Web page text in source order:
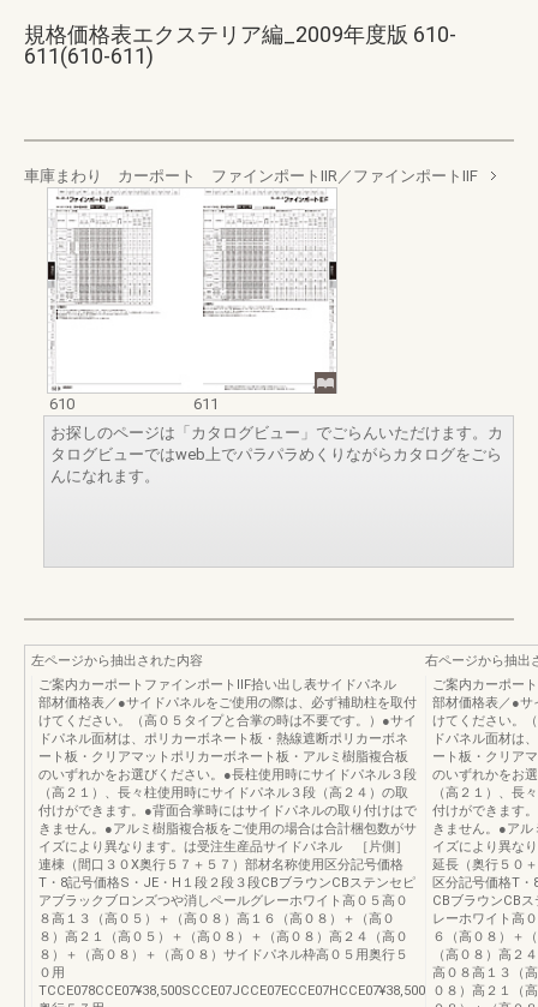
規格価格表エクステリア編_2009年度版 610-
611(610-611)
車庫まわり カーポート ファインポートⅡR／ファインポートⅡF
610
611
お探しのページは「カタログビュー」でごらんいただけます。カ
タログビューではweb上でパラパラめくりながらカタログをごら
んになれます。
左ページから抽出された内容
ご案内カーポートファインポートⅡF拾い出し表サイドパネル
部材価格表／●サイドパネルをご使用の際は、必ず補助柱を取付
けてください。（高０５タイプと合掌の時は不要です。）●サイ
ドパネル面材は、ポリカーボネート板・熱線遮断ポリカーボネ
ート板・クリアマットポリカーボネート板・アルミ樹脂複合板
のいずれかをお選びください。●長柱使用時にサイドパネル３段
（高２１）、長々柱使用時にサイドパネル３段（高２４）の取
付けができます。●背面合掌時にはサイドパネルの取り付けはで
きません。●アルミ樹脂複合板をご使用の場合は合計梱包数がサ
イズにより異なります。は受注生産品サイドパネル ［片側］
連棟（間口３０X奥行５７＋５７）部材名称使用区分記号価格
T・8記号価格S・JE・H１段２段３段CBブラウンCBステンセピ
アブラックブロンズつや消しペールグレーホワイト高０５高０
８高１３（高０５）＋（高０８）高１６（高０８）＋（高０
８）高２１（高０５）＋（高０８）＋（高０８）高２４（高０
８）＋（高０８）＋（高０８）サイドパネル枠高０５用奥行５
０用
TCCE078CCE07¥38,500SCCE07JCCE07ECCE07HCCE07¥38,500
右ページから抽出
ご案内カーポー
部材価格表／●サ
けてください。
ドパネル面材は
ート板・クリア
のいずれかをお
（高２１）、長
付けができます
きません。●アル
イズにより異な
延長（奥行５０
区分記号価格T
CBブラウンCB
レーホワイト高
６（高０８）＋
（高０８）高２
高０８高１３（
０８）高２１（